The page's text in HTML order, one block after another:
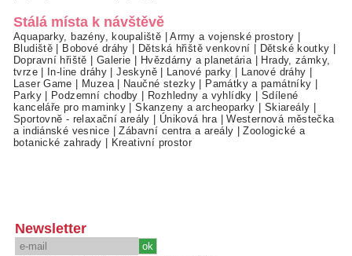
Stálá místa k návštěvě
Aquaparky, bazény, koupaliště |Army a vojenské prostory
Bludiště
Bobové dráhy Dětská hřiště venkovní Dětské koutky
Dopravní hřiště
Galerie Hvězdárny a planetária|
Hrady, zámky,
tvrze| In-line dráhy |Jeskyně| Lanové parky Lanové dráhy
Laser Game
Muzea| Naučné stezky Památky a památníky
Parky| Podzemní chodby Rozhledny a vyhlídky
Sdílené
kanceláře pro maminky |Skanzeny a archeoparky Skiareály
Sportovně - relaxační areály
Úniková hra|Westernová městečka
a indiánské vesnice |Zábavní centra a areály |Zoologické a
botanické zahrady
Kreativní prostor
Newsletter